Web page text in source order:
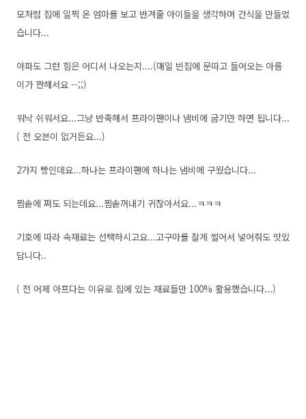
모처럼 집에 일찍 온 엄마를 보고 반겨줄 아이들을 생각하며 간식을 만들었
습니다...
아파도 그런 힘은 어디서 나오는지....(매일 빈집에 문따고 들어오는 아름
이가 짠해서요 --;;)
워낙 쉬워서요...그냥 반죽해서 프라이팬이나 냄비에 굽기만 하면 됩니다...
( 전 오븐이 없거든요...)
2가지 빵인데요...하나는 프라이팬에 하나는 냄비에 구웠습니다...
찜솥에 쪄도 되는데요...찜솥꺼내기 귀찮아서요...ㅋㅋㅋ
기호에 따라 속재료는 선택하시고요...고구마를 잘게 썰어서 넣어줘도 맛있
답니다..
( 전 어제 아프다는 이유로 집에 있는 재료들만 100% 활용했습니다...)